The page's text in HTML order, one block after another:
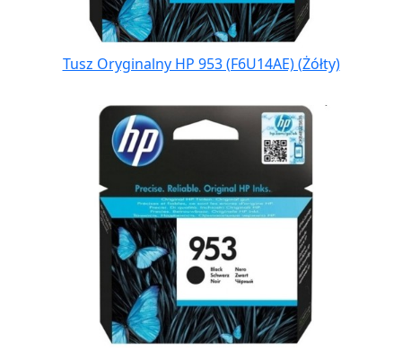
Tusz Oryginalny HP 953 (F6U14AE) (Żółty)